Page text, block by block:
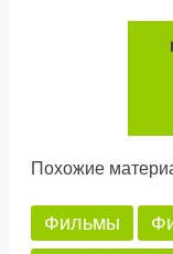
Похожие
Фильмы